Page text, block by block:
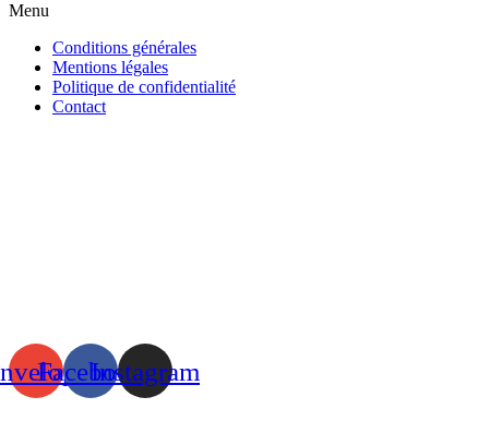
Menu
Conditions générales
Mentions légales
Politique de confidentialité
Contact
FacebookInstagram